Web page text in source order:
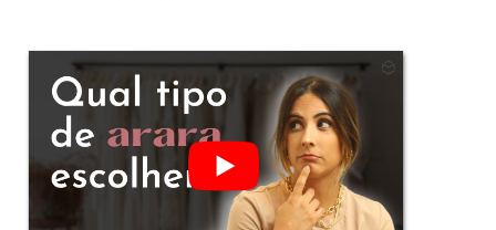
alta qualidade; Escritório de alta qualidade
onde são realizadas as atividades;
Tecnologia de ponta; Equipamentos de
última geração. GARANTIA DE QUALIDADE
COMPROVADAApenas na Ella Móveis existe
variedade e qualidade quando o assunto for
arara de parede para loja. É sempre a opção